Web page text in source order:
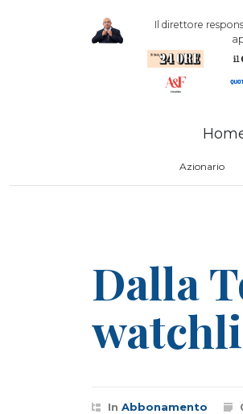
Il direttore
Azionario
Dalla
In Abbonamento